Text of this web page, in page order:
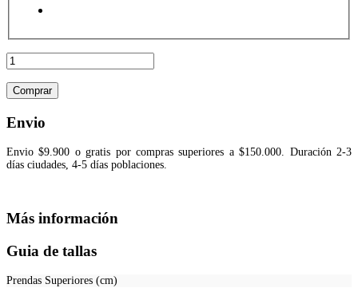
Comprar
Envio
Envio $9.900 o gratis por compras superiores a $150.000. Duración 2-3
días ciudades, 4-5 días poblaciones.
Más información
Guia de tallas
Prendas Superiores (cm)